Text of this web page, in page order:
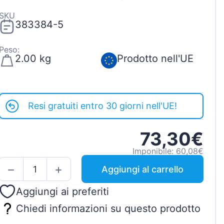
383384-5
2.00 kg Prodotto nell'UE
Resi gratuiti entro 30 giorni nell'UE!
73,30€
Imponibile: 60,08€
Aggiungi al carrello
Aggiungi ai preferiti
Chiedi informazioni su questo prodotto